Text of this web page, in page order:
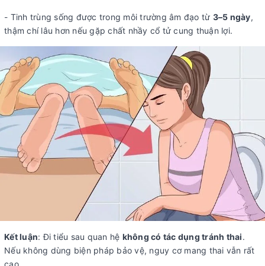
- Tinh trùng sống được trong môi trường âm đạo từ 3–5 ngày,
thậm chí lâu hơn nếu gặp chất nhầy cổ tử cung thuận lợi.
Kết luận: Đi tiểu sau quan hệ không có tác dụng tránh thai.
Nếu không dùng biện pháp bảo vệ, nguy cơ mang thai vẫn rất
cao.